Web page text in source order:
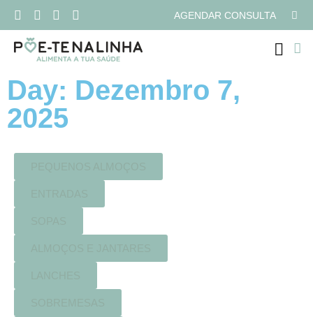
AGENDAR CONSULTA
Day: Dezembro 7,
2025